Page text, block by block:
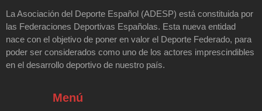
La Asociación del Deporte Español (ADESP) está constituida por
las Federaciones Deportivas Españolas. Esta nueva entidad
nace con el objetivo de poner en valor el Deporte Federado, para
poder ser considerados como uno de los actores imprescindibles
en el desarrollo deportivo de nuestro país.
Menú